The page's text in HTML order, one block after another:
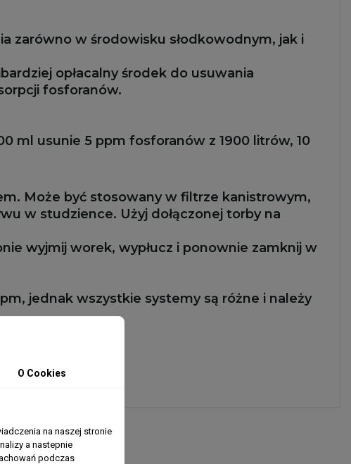
zarówno w środowisku słodkowodnym, jak i
opłacalny środek do usuwania
fosforanów.
ml usunie 5 ppm fosforanów z 1900 litrów, 10
Może być stosowany w filtrze kanistrowym,
w studzience. Użyj dołączonej torby na
wyjmij worek, wypłucz i ponownie zamknij w
jednak wszystkie systemy są różne i należy
O Cookies
na naszej stronie
a nastepnie
podczas